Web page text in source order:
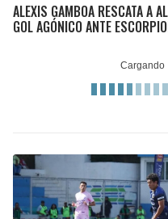
ALEXIS GAMBOA RESCATA A
GOL AGÓNICO ANTE